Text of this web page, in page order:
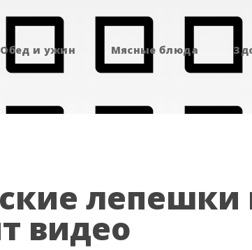
Обед и ужин Мясные блюда
лепешки
видео